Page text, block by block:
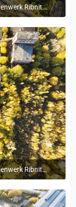
Verlassene Industriekulisse: Das Faserplattenwerk Ribnitz-Damgarten
Verlassene Industriekulisse: Das Faserplattenwerk Ribnitz-Damgarten